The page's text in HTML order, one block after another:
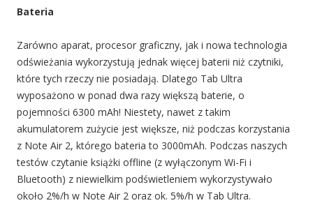
Bateria
Zarówno aparat, procesor graficzny, jak i nowa technologia
odświeżania wykorzystują jednak więcej baterii niż czytniki,
które tych rzeczy nie posiadają. Dlatego Tab Ultra
wyposażono w ponad dwa razy większą baterie, o
pojemności 6300 mAh! Niestety, nawet z takim
akumulatorem zużycie jest większe, niż podczas korzystania
z Note Air 2, którego bateria to 3000mAh. Podczas naszych
testów czytanie książki offline (z wyłączonym Wi-Fi i
Bluetooth) z niewielkim podświetleniem wykorzystywało
około 2%/h w Note Air 2 oraz ok. 5%/h w Tab Ultra.